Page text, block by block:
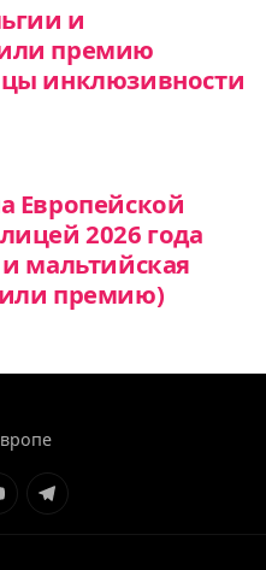
и
премию
инклюзивности
Европейской
2026 года
мальтийская
премию)
Элемент